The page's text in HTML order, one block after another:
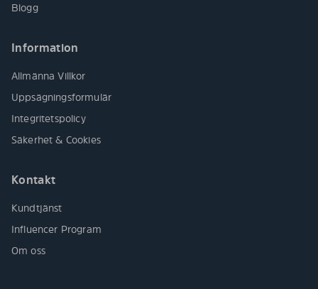
Blogg
Information
Allmänna Villkor
Uppsägningsformulär
Integritetspolicy
Säkerhet & Cookies
Kontakt
Kundtjänst
Influencer Program
Om oss